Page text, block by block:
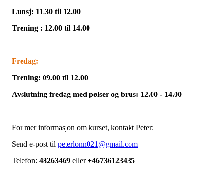
Lunsj: 11.30 til 12.00
Trening : 12.00 til 14.00
Fredag:
Trening: 09.00 til 12.00
Avslutning fredag med pølser og brus: 12.00 - 14.00
For mer informasjon om kurset, kontakt Peter:
Send e-post til peterlonn021@gmail.com
Telefon: 48263469 eller+46736123435